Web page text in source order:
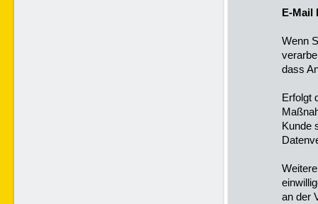
E-Mail
Wenn
dass
Erfolgt
Kunde
an der